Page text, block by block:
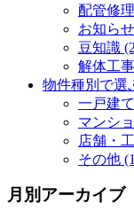
配管修
お知ら
豆知識
解体工
物件種別で選
一戸建て
マンシ
店舗・
その他
月別アーカイブ